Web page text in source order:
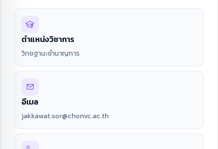
ตำแหน่งวิชาการ
วิทยฐานะชำนาญการ
อีเมล
jakkawat.sor@chonvc.ac.th